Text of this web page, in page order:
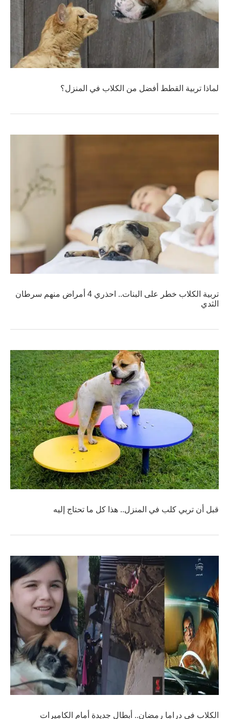
لماذا تربية القطط أفضل من الكلاب في المنزل؟
تربية الكلاب خطر على البنات.. احذري 4 أمراض منهم سرطان
الثدي
قبل أن تربي كلب في المنزل.. هذا كل ما تحتاج إليه
الكلاب في دراما رمضان.. أبطال جديدة أمام الكاميرات